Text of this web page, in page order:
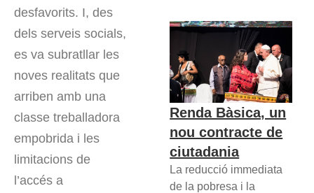
desfavorits. I, des
dels serveis socials,
es va subratllar les
noves realitats que
arriben amb una
classe treballadora
empobrida i les
limitacions de
l’accés a
Renda Bàsica, un
nou contracte de
ciutadania
La reducció immediata
de la pobresa i la